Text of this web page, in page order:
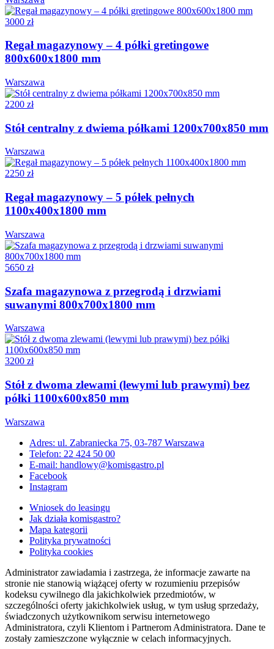
3000 zł
Regał magazynowy – 4 półki gretingowe
800x600x1800 mm
Warszawa
2200 zł
Stół centralny z dwiema półkami 1200x700x850 mm
Warszawa
2250 zł
Regał magazynowy – 5 półek pełnych
1100x400x1800 mm
Warszawa
5650 zł
Szafa magazynowa z przegrodą i drzwiami
suwanymi 800x700x1800 mm
Warszawa
3200 zł
Stół z dwoma zlewami (lewymi lub prawymi) bez
półki 1100x600x850 mm
Warszawa
Adres: ul. Zabraniecka 75, 03-787 Warszawa
Telefon: 22 424 50 00
E-mail: handlowy@komisgastro.pl
Facebook
Instagram
Wniosek do leasingu
Jak działa komisgastro?
Mapa kategorii
Polityka prywatności
Polityka cookies
Administrator zawiadamia i zastrzega, że informacje zawarte na
stronie nie stanowią wiążącej oferty w rozumieniu przepisów
kodeksu cywilnego dla jakichkolwiek przedmiotów, w
szczególności oferty jakichkolwiek usług, w tym usług sprzedaży,
świadczonych użytkownikom serwisu internetowego
Administratora, czyli Klientom i Partnerom Administratora. Dane te
zostały zamieszczone wyłącznie w celach informacyjnych.